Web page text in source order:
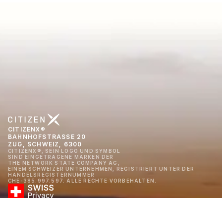
CITIZENX®
BAHNHOFSTRASSE 20
ZUG, SCHWEIZ, 6300
CITIZENX®, SEIN LOGO UND SYMBOL
SIND EINGETRAGENE MARKEN DER
THE NETWORK STATE COMPANY AG,
EINEM SCHWEIZER UNTERNEHMEN, REGISTRIERT UNTER DER
HANDELSREGISTERNUMMER
CHE-385.997.597. ALLE RECHTE VORBEHALTEN.